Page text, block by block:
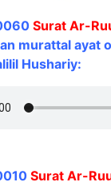
Surat Ar-
murattal ayat
Hushariy:
Surat Ar-